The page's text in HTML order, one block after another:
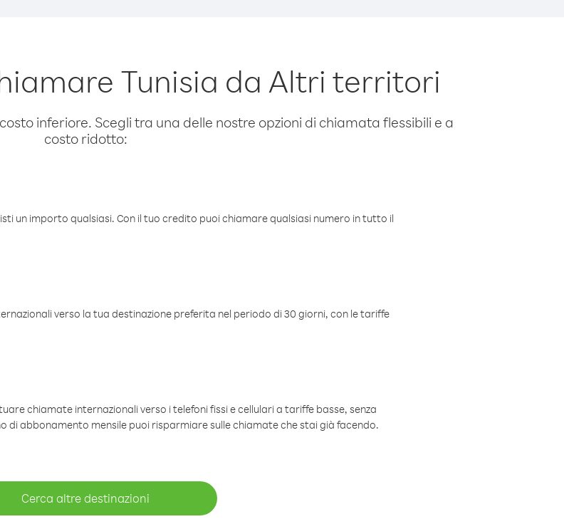
Tunisia da Altri territori
inferiore. Scegli tra una delle nostre opzioni di chiamata flessibili e a
costo ridotto:
un importo qualsiasi. Con il tuo credito puoi chiamare qualsiasi numero in tutto il
verso la tua destinazione preferita nel periodo di 30 giorni, con le tariffe
chiamate internazionali verso i telefoni fissi e cellulari a tariffe basse, senza
di abbonamento mensile puoi risparmiare sulle chiamate che stai già facendo.
Cerca altre destinazioni